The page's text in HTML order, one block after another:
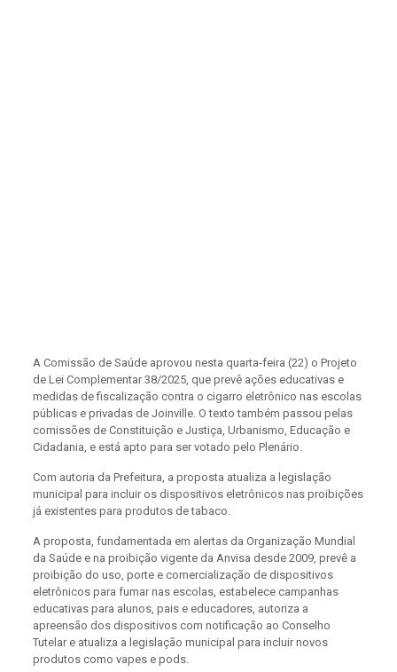
A Comissão de Saúde aprovou nesta quarta-feira (22) o Projeto
de Lei Complementar 38/2025, que prevê ações educativas e
medidas de fiscalização contra o cigarro eletrônico nas escolas
públicas e privadas de Joinville. O texto também passou pelas
comissões de Constituição e Justiça, Urbanismo, Educação e
Cidadania, e está apto para ser votado pelo Plenário.
Com autoria da Prefeitura, a proposta atualiza a legislação
municipal para incluir os dispositivos eletrônicos nas proibições
já existentes para produtos de tabaco.
A proposta, fundamentada em alertas da Organização Mundial
da Saúde e na proibição vigente da Anvisa desde 2009, prevê a
proibição do uso, porte e comercialização de dispositivos
eletrônicos para fumar nas escolas, estabelece campanhas
educativas para alunos, pais e educadores, autoriza a
apreensão dos dispositivos com notificação ao Conselho
Tutelar e atualiza a legislação municipal para incluir novos
produtos como vapes e pods.